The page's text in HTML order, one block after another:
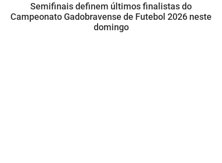
Semifinais definem últimos finalistas do
Campeonato Gadobravense de Futebol 2026 neste
domingo